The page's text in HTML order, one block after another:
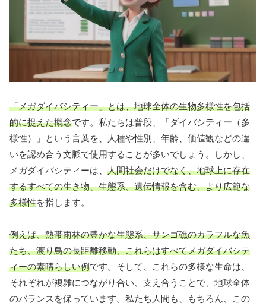
「メガダイバシティー」とは、地球全体の生物多様性を包括
的に捉えた概念です。私たちは普段、「ダイバシティー（多
様性）」という言葉を、人種や性別、年齢、価値観などの違
いを認め合う文脈で使用することが多いでしょう。しかし、
メガダイバシティーは、 人間社会だけでなく、地球上に存在
するすべての生き物、生態系、遺伝情報を含む、より広範な
多様性を指します。
例えば、熱帯雨林の豊かな生態系、サンゴ礁のカラフルな魚
たち、渡り鳥の長距離移動、これらはすべてメガダイバシテ
ィーの素晴らしい例です。そして、これらの多様な生命は、
それぞれが複雑につながり合い、支え合うことで、地球全体
のバランスを保っています。私たち人間も、もちろん、この